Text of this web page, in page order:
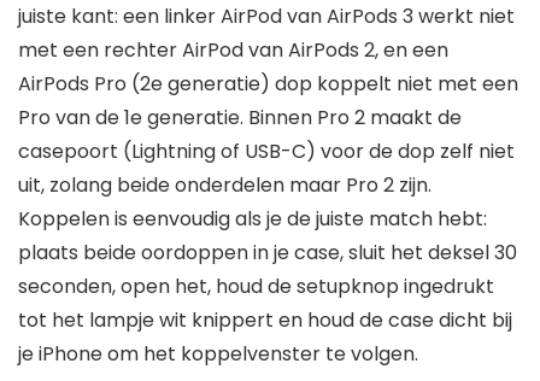
juiste kant: een linker AirPod van AirPods 3 werkt niet
met een rechter AirPod van AirPods 2, en een
AirPods Pro (2e generatie) dop koppelt niet met een
Pro van de 1e generatie. Binnen Pro 2 maakt de
casepoort (Lightning of USB-C) voor de dop zelf niet
uit, zolang beide onderdelen maar Pro 2 zijn.
Koppelen is eenvoudig als je de juiste match hebt:
plaats beide oordoppen in je case, sluit het deksel 30
seconden, open het, houd de setupknop ingedrukt
tot het lampje wit knippert en houd de case dicht bij
je iPhone om het koppelvenster te volgen.